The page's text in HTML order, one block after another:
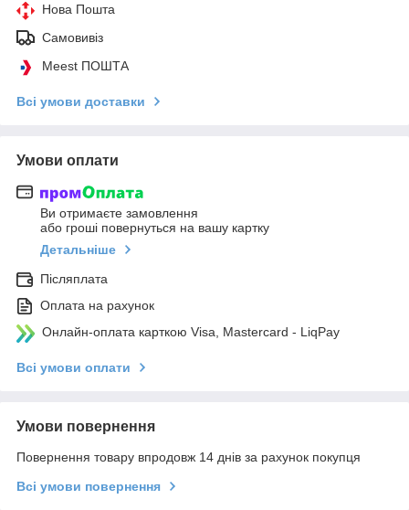
Нова Пошта
Самовивіз
Meest ПОШТА
Всі умови доставки
Умови оплати
Ви отримаєте замовлення
або гроші повернуться на вашу картку
Детальніше
Післяплата
Оплата на рахунок
Онлайн-оплата карткою Visa, Mastercard - LiqPay
Всі умови оплати
Умови повернення
Повернення товару впродовж 14 днів за рахунок покупця
Всі умови повернення